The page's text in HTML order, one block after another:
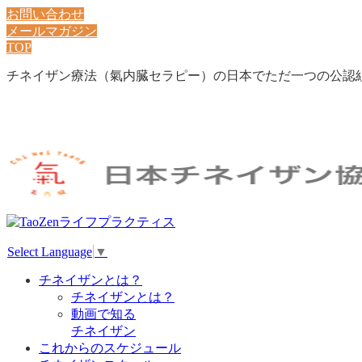
お問い合わせ
メールマガジン
TOP
チネイザン療法（氣内臓セラピー）の日本でただ一つの公認
Select Language ▼
チネイザンとは？
チネイザンとは？
動画で知る
チネイザン
これからのスケジュール